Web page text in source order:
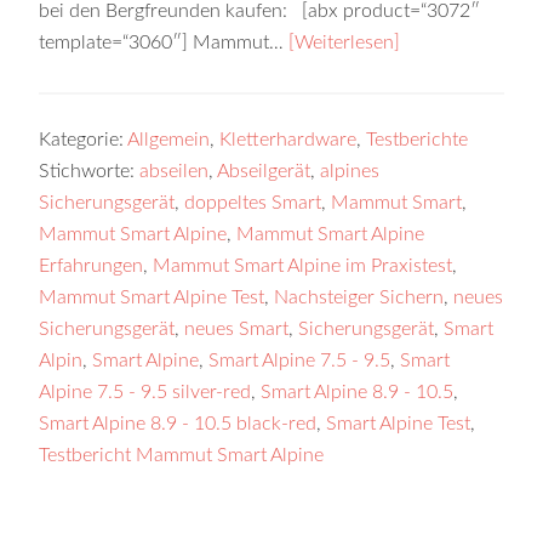
bei den Bergfreunden kaufen: [abx product=“3072″
template=“3060″] Mammut…
[Weiterlesen]
Kategorie:Allgemein, Kletterhardware,Testberichte
Stichworte:abseilen,Abseilgerät,alpines
Sicherungsgerät, doppeltes Smart, Mammut Smart,
Mammut Smart Alpine, Mammut Smart Alpine
Erfahrungen, Mammut Smart Alpine im Praxistest,
Mammut Smart Alpine Test, Nachsteiger Sichern, neues
Sicherungsgerät, neues Smart, Sicherungsgerät, Smart
Alpin, Smart Alpine, Smart Alpine 7.5 - 9.5, Smart
Alpine 7.5 - 9.5 silver-red, Smart Alpine 8.9 - 10.5,
Smart Alpine 8.9 - 10.5 black-red, Smart Alpine Test,
Testbericht Mammut Smart Alpine